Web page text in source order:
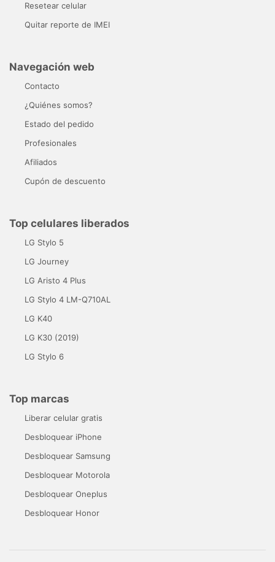
Resetear celular
Quitar reporte de IMEI
Navegación web
Contacto
¿Quiénes somos?
Estado del pedido
Profesionales
Afiliados
Cupón de descuento
Top celulares liberados
LG Stylo 5
LG Journey
LG Aristo 4 Plus
LG Stylo 4 LM-Q710AL
LG K40
LG K30 (2019)
LG Stylo 6
Top marcas
Liberar celular gratis
Desbloquear iPhone
Desbloquear Samsung
Desbloquear Motorola
Desbloquear Oneplus
Desbloquear Honor